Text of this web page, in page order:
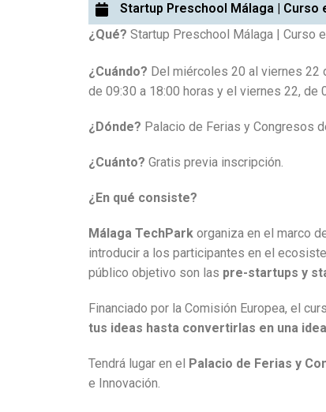
Startup Preschool Málaga |
¿Qué? Startup Preschool Málaga | Curso
¿Cuándo? Del miércoles 20 al viernes 22
de 09:30 a 18:00 horas y el viernes 22, de
¿Dónde? Palacio de Ferias y Congresos
¿Cuánto? Gratis previa inscripción.
¿En qué consiste?
Málaga TechPark organiza en el marco
introducir a los participantes en el
público objetivo son las pre-startups y
Financiado por la Comisión Europea, el
tus ideas hasta convertirlas en una
Tendrá lugar en el Palacio de Ferias y
e Innovación.